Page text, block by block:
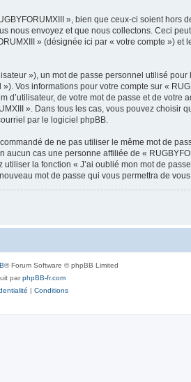
», bien que ceux-ci soient hors
envoyez et que nous collectons. Ceci
» (désignée ici par « votre compte »)
»), un mot de passe personnel utilisé
Vos informations pour votre compte sur «
de votre mot de passe et de votre
». Dans tous les cas, vous pouvez choisir
par le logiciel phpBB.
de ne pas utiliser le même mot de
cas une personne affiliée de «
la fonction « J’ai oublié mon mot de
mot de passe qui vous permettra de vous
® Forum Software © phpBB Limited
parphpBB-fr.com
| Conditions